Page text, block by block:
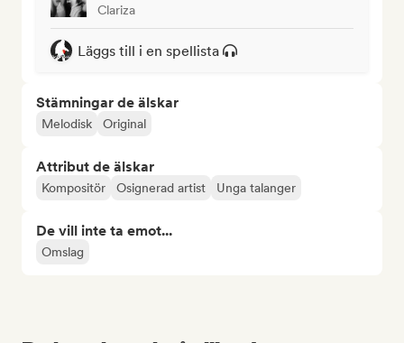
Clariza
Läggs till i en spellista
Stämningar de älskar
Melodisk Original
Attribut de älskar
Kompositör Osignerad artist Unga talanger
De vill inte ta emot...
Omslag